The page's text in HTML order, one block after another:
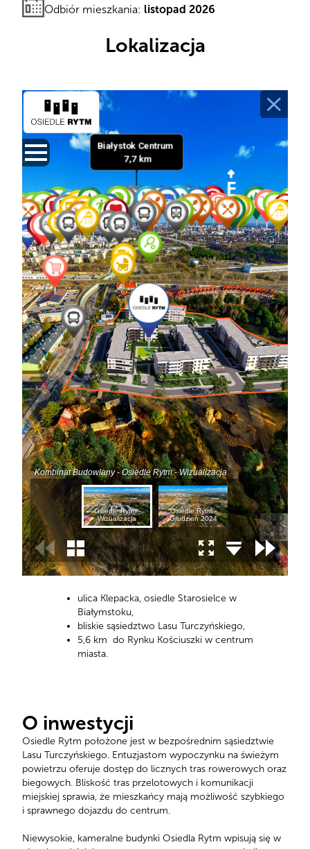
Odbiór mieszkania: listopad 2026
Lokalizacja
ulica Klepacka, osiedle Starosielce w
Białymstoku,
bliskie sąsiedztwo Lasu Turczyńskiego,
5,6 km do Rynku Kościuszki w centrum
miasta.
O inwestycji
Osiedle Rytm położone jest w bezpośrednim sąsiedztwie
Lasu Turczyńskiego. Entuzjastom wypoczynku na świeżym
powietrzu oferuje dostęp do licznych tras rowerowych oraz
biegowych. Bliskość tras przelotowych i komunikacji
miejskiej sprawia, że mieszkańcy mają możliwość szybkiego
i sprawnego dojazdu do centrum.
Niewysokie, kameralne budynki Osiedla Rytm wpisują się w